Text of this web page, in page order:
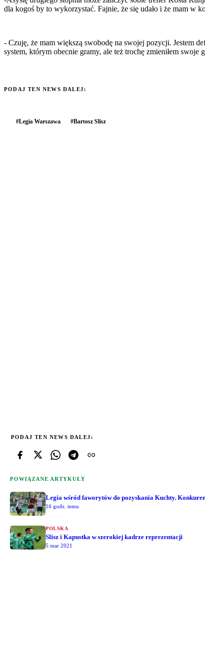
dla kogoś by to wykorzystać. Fajnie, że się udało i że mam w
- Czuję, że mam większą swobodę na swojej pozycji. Jestem
system, którym obecnie gramy, ale też trochę zmieniłem
PODAJ TEN NEWS DALEJ:
#Legia Warszawa #Bartosz Slisz
PODAJ TEN NEWS DALEJ:
POWIĄZANE ARTYKUŁY
Legia wśród faworytów do pozyskania Kuchty.
16 godz. temu
POLSKA
Slisz i Kapustka w szerokiej kadrze reprezentacji
5 mar 2021